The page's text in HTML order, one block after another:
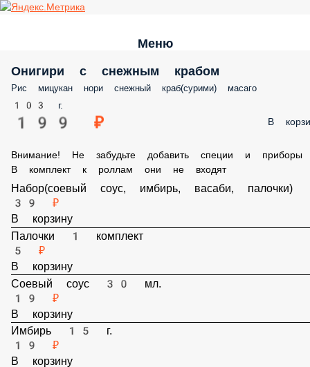
Меню
Онигири с снежным крабом
Рис мицукан нори снежный краб(сурими) масаго
103 г.
199 ₽ В
Внимание! Не забудьте добавить специи и приборы , В
комплект к роллам они не входят
Набор(соевый соус, имбирь, васаби, палочки)
39 ₽
В корзину
Палочки 1 комплект
5 ₽
В корзину
Соевый соус 30 мл.
19 ₽
В корзину